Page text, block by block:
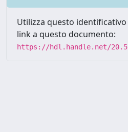
Utilizza questo
link a questo documento:
https://hdl.handle.net/